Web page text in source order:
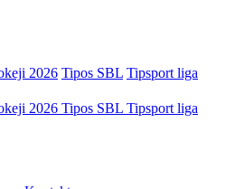
2026 Tipos SBL Tipsport liga
2026 Tipos SBL Tipsport liga